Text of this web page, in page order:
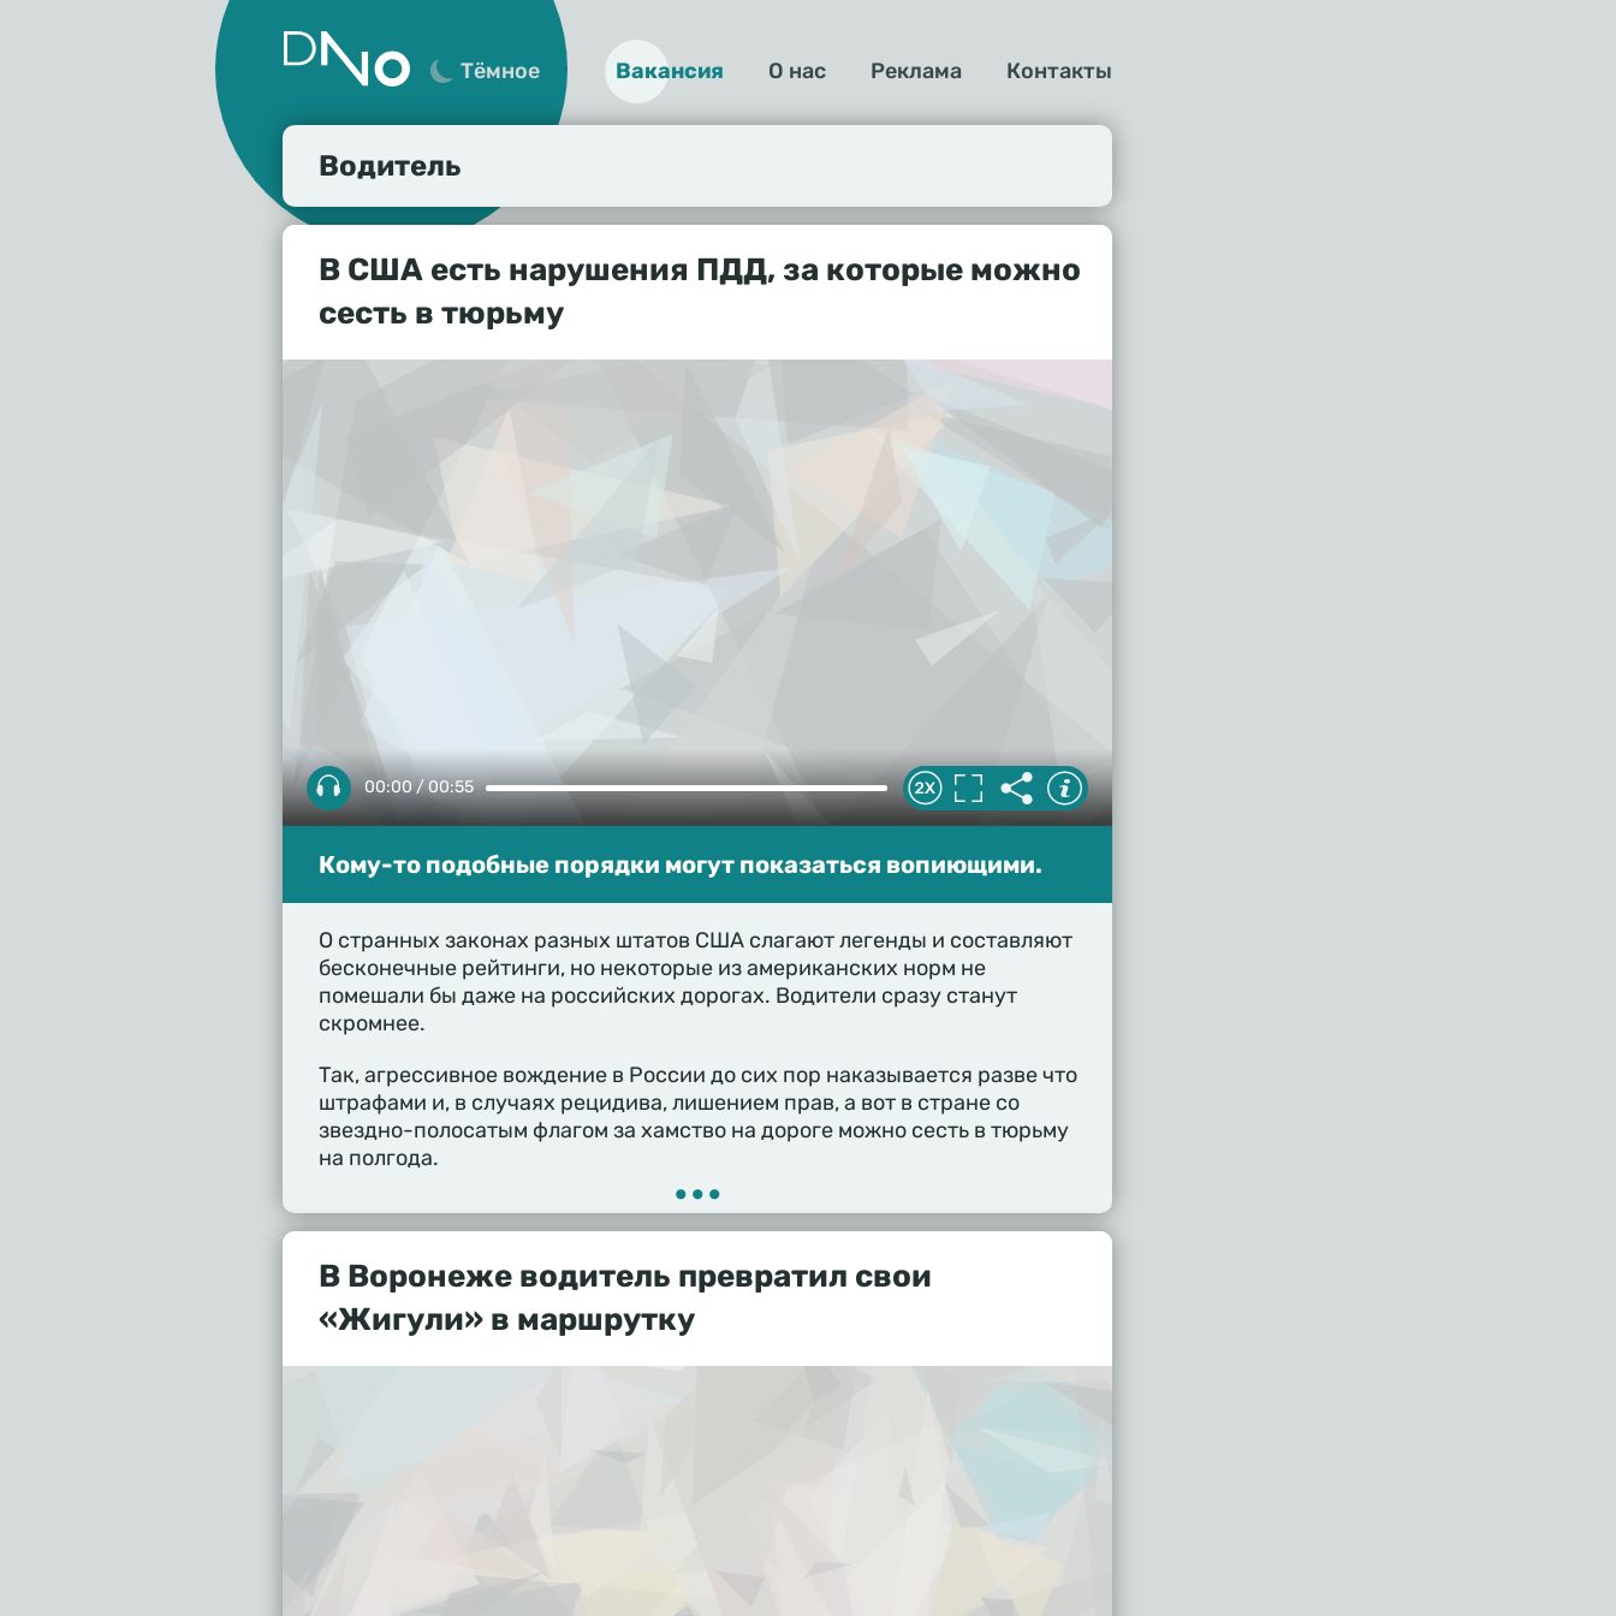
Тёмное
О
нас
Вакансия О нас Реклама Контакты
Водитель
В США есть нарушения ПДД, за которые можно
сесть в тюрьму
00:00 / 00:55
Кому-то подобные порядки могут показаться вопиющими.
О странных законах разных штатов США слагают легенды и составляют
бесконечные рейтинги, но некоторые из американских норм не
помешали бы даже на российских дорогах. Водители сразу станут
скромнее.
Так, агрессивное вождение в России до сих пор наказывается разве что
штрафами и, в случаях рецидива, лишением прав, а вот в стране со
звездно-полосатым флагом за хамство на дороге можно сесть в тюрьму
на полгода.
•••
В Воронеже водитель превратил свои
«Жигули» в маршрутку